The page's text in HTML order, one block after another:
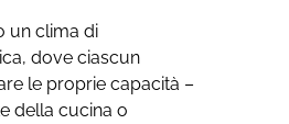
un clima di
dove ciascun
le proprie capacità –
della cucina o